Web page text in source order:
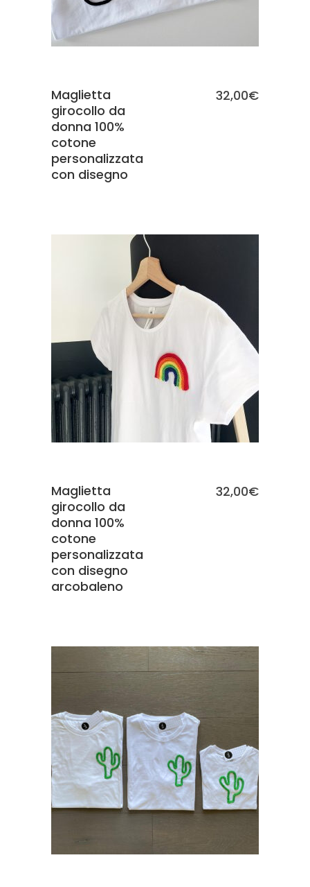
Maglietta
girocollo da
donna 100%
cotone
personalizzata
con disegno
32,00€
Maglietta
girocollo da
donna 100%
cotone
personalizzata
con disegno
arcobaleno
32,00€
SCEGLI